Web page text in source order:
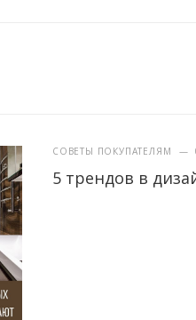
СОВЕТЫ ПОКУПАТЕЛЯМ —
5 трендов в